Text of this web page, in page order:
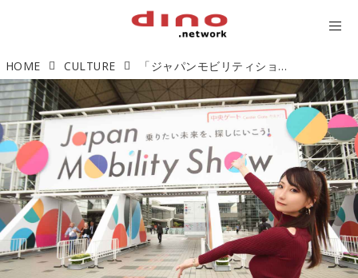
HOME CULTURE 「ジャパンモビリティショー2023」開幕！進化した未来の日本を体感してきました！